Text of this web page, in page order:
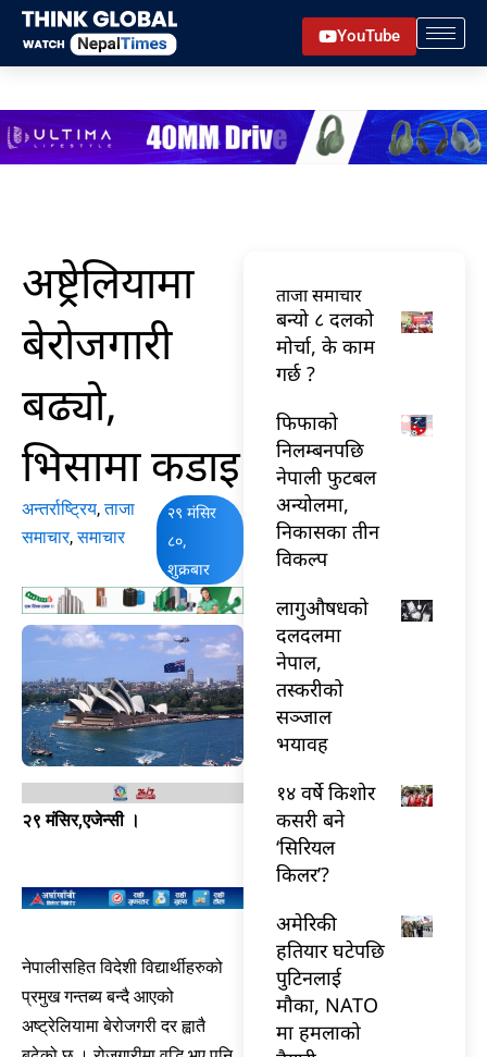
Skip
content
YouTube
अष्ट्रेलियामा
बेरोजगारी
बढ्यो,
भिसामा कडाइ
अन्तर्राष्ट्रिय,ताजा
समाचार,समाचार
२९ मंसिर
८०,
शुक्रबार
२९ मंसिर,एजेन्सी ।
नेपालीसहित विदेशी विद्यार्थीहरुको
प्रमुख गन्तब्य बन्दै आएको
अष्ट्रेलियामा बेरोजगरी दर ह्वातै
ताजा समाचार
बन्यो ८ दलको
मोर्चा, के काम
गर्छ ?
फिफाको
निलम्बनपछि
नेपाली फुटबल
अन्योलमा,
निकासका तीन
विकल्प
लागुऔषधको
दलदलमा
नेपाल,
तस्करीको
सञ्जाल
भयावह
१४ वर्षे किशोर
कसरी बने
‘सिरियल
किलर’?
अमेरिकी
हतियार घटेपछि
पुटिनलाई
मौका, NATO
मा हमलाको